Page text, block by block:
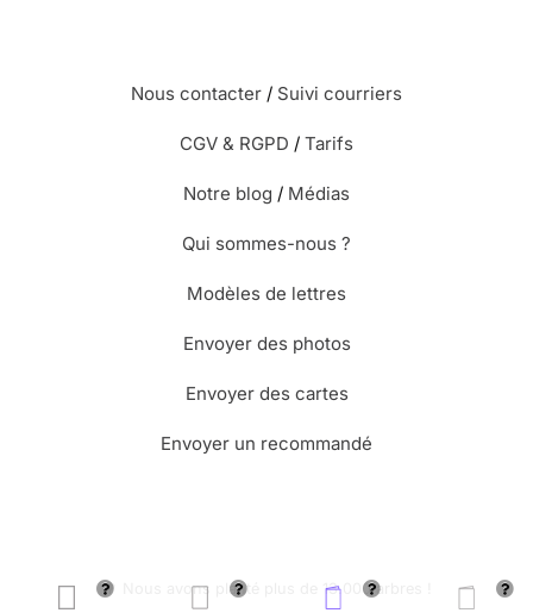
Nous contacter / Suivi courriers
CGV & RGPD / Tarifs
Notre blog / Médias
Qui sommes-nous ?
Modèles de lettres
Envoyer des photos
Envoyer des cartes
Envoyer un recommandé
🌳 Nous avons planté plus de 13.000 arbres !